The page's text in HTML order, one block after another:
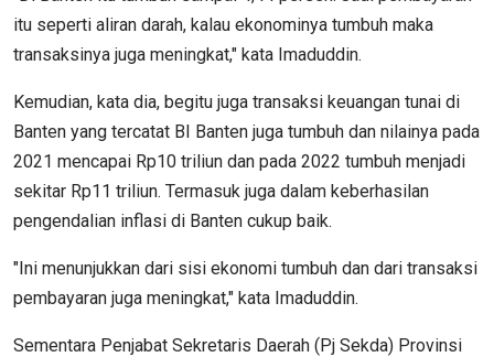
itu seperti aliran darah, kalau ekonominya tumbuh maka
transaksinya juga meningkat," kata Imaduddin.
Kemudian, kata dia, begitu juga transaksi keuangan tunai di
Banten yang tercatat BI Banten juga tumbuh dan nilainya pada
2021 mencapai Rp10 triliun dan pada 2022 tumbuh menjadi
sekitar Rp11 triliun. Termasuk juga dalam keberhasilan
pengendalian inflasi di Banten cukup baik.
"Ini menunjukkan dari sisi ekonomi tumbuh dan dari transaksi
pembayaran juga meningkat," kata Imaduddin.
Sementara Penjabat Sekretaris Daerah (Pj Sekda) Provinsi